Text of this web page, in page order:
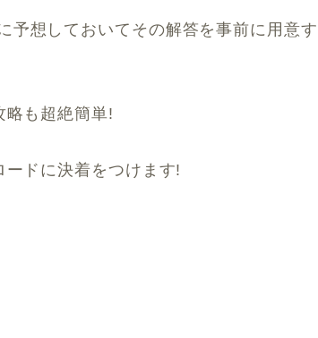
予想しておいてその解答を事前に用意す
略も超絶簡単!
ドに決着をつけます!